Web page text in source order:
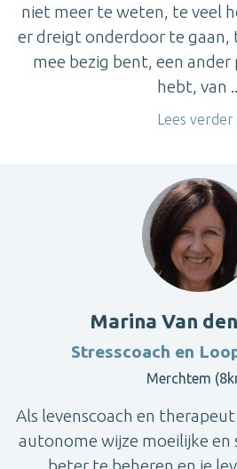
niet meer te weten, te veel
er dreigt onderdoor te gaan,
mee bezig bent, een
hebt, van
Lees verder
Marina Van
Stresscoach en
Merchtem
Als levenscoach en
autonome wijze moeilijke en